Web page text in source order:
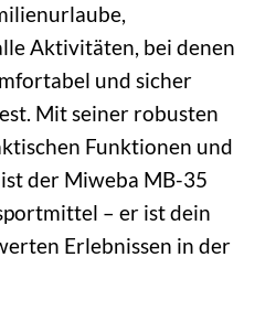
Aktivitäten, bei denen
und sicher
Mit seiner robusten
Funktionen und
der Miweba MB-35
– er ist dein
Erlebnissen in der